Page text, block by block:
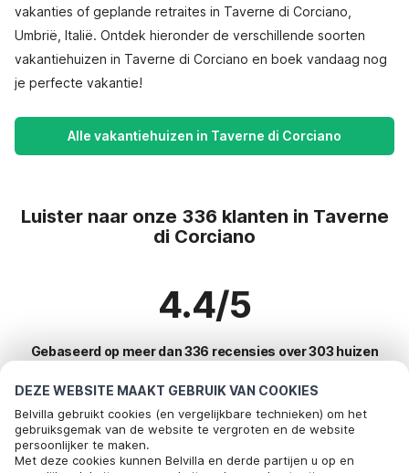
DEZE WEBSITE MAAKT GEBRUIK VAN COOKIES
Belvilla gebruikt cookies (en vergelijkbare technieken) om het
gebruiksgemak van de website te vergroten en de website
persoonlijker te maken.
Met deze cookies kunnen Belvilla en derde partijen u op en
vakanties of geplande retraites in Taverne di Corciano,
Umbrië, Italië. Ontdek hieronder de verschillende soorten
vakantiehuizen in Taverne di Corciano en boek vandaag nog
je perfecte vakantie!
Alle vakantiehuizen in Taverne di Corciano
Luister naar onze 336 klanten in Taverne
di Corciano
4.4/5
Gebaseerd op meer dan 336 recensies over 303 huizen
Meest populaire bestemmingen voor
vakantie
Bel om te boeken